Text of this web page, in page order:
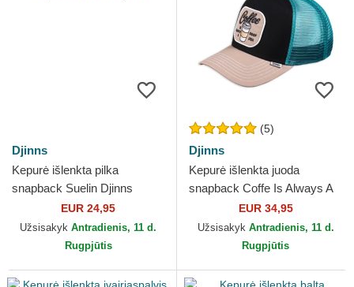
Djinns
Kepurė išlenkta pilka
snapback Suelin Djinns
EUR 24,95
Užsisakyk Antradienis, 11 d.
Rugpjūtis
(5)
Djinns
Kepurė išlenkta juoda
snapback Coffe Is Always A
Good Idea HFT Food Djinns
EUR 34,95
Užsisakyk Antradienis, 11 d.
Rugpjūtis